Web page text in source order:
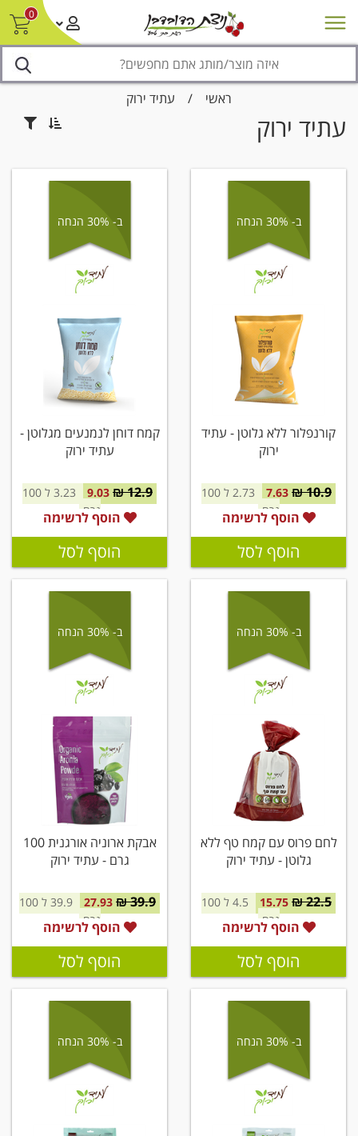
0
מבצעים סניפים צור קשר/ביטול הזמנה
ראשי / עתיד ירוק
עתיד ירוק
ב- 30% הנחה
קורנפלור ללא גלוטן - עתיד
ירוק
10.9 ₪
7.63
2.73 ל 100
גרם
הוסף לרשימה
הוסף לסל
ב- 30% הנחה
קמח דוחן לנמנעים מגלוטן -
עתיד ירוק
12.9 ₪
9.03
3.23 ל 100
גרם
הוסף לרשימה
הוסף לסל
ב- 30% הנחה
לחם פרוס עם קמח טף ללא
גלוטן - עתיד ירוק
22.5 ₪
15.75
4.5 ל 100
גרם
הוסף לרשימה
הוסף לסל
ב- 30% הנחה
אבקת ארוניה אורגנית 100
גרם - עתיד ירוק
39.9 ₪
27.93
39.9 ל 100
גרם
הוסף לרשימה
הוסף לסל
ב- 30% הנחה ב- 30% הנחה